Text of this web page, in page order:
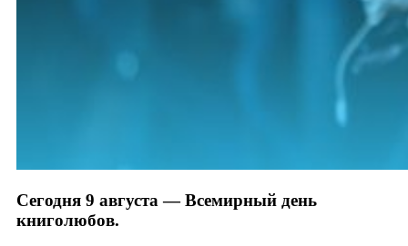
Сегодня 9 августа — Всемирный день
книголюбов.